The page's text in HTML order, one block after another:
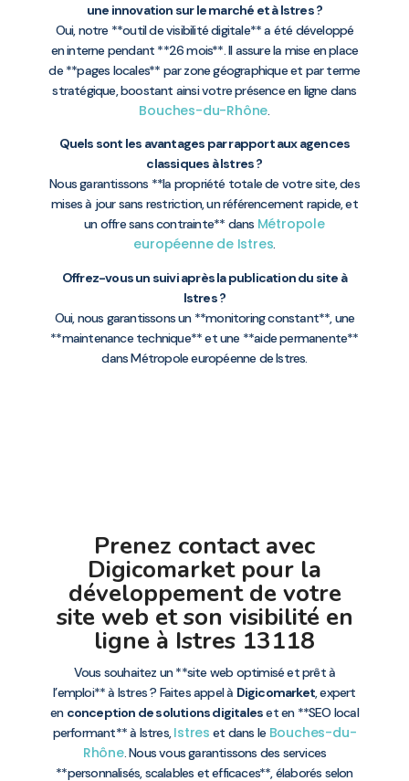
une innovation sur le marché et à Istres ?
Oui, notre **outil de visibilité digitale** a été développé
en interne pendant **26 mois**. Il assure la mise en place
de **pages locales** par zone géographique et par terme
stratégique, boostant ainsi votre présence en ligne dans
Bouches-du-Rhône.
Quels sont les avantages par rapport aux agences
classiques à Istres ?
Nous garantissons **la propriété totale de votre site, des
mises à jour sans restriction, un référencement rapide, et
un offre sans contrainte** dans Métropole
européenne de Istres.
Offrez-vous un suivi après la publication du site à
Istres ?
Oui, nous garantissons un **monitoring constant**, une
**maintenance technique** et une **aide permanente**
dans Métropole européenne de Istres.
Prenez contact avec
Digicomarket pour la
développement de votre
site web et son visibilité en
ligne à Istres 13118
Vous souhaitez un **site web optimisé et prêt à
l’emploi** à Istres ? Faites appel à Digicomarket, expert
en conception de solutions digitaleset en **SEO local
performant** à Istres,Istres et dans le Bouches-du-
Rhône. Nous vous garantissons des services
**personnalisés, scalables et efficaces**, élaborés selon